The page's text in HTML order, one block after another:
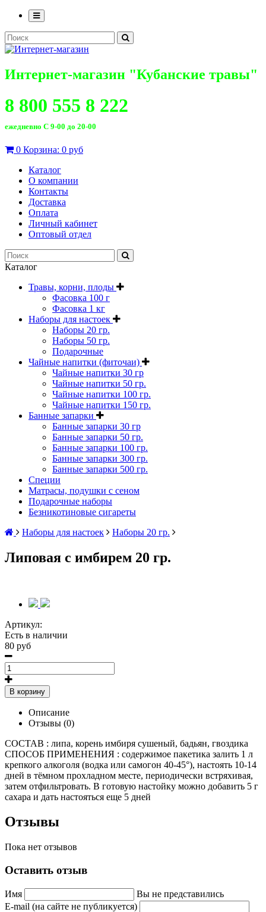
Интернет-магазин "Кубанские травы"
8 800 555 8 222
ежедневно С 9-00 до 20-00
0 Корзина: 0 руб
Каталог
О компании
Контакты
Доставка
Оплата
Личный кабинет
Оптовый отдел
Каталог
Травы, корни, плоды
Фасовка 100 г
Фасовка 1 кг
Наборы для настоек
Наборы 20 гр.
Наборы 50 гр.
Подарочные
Чайные напитки (фиточаи)
Чайные напитки 30 гр
Чайные напитки 50 гр.
Чайные напитки 100 гр.
Чайные напитки 150 гр.
Банные запарки
Банные запарки 30 гр
Банные запарки 50 гр.
Банные запарки 100 гр.
Банные запарки 300 гр.
Банные запарки 500 гр.
Специи
Матрасы, подушки с сеном
Подарочные наборы
Безникотиновые сигареты
Наборы для настоек
Наборы 20 гр.
Липовая с имбирем 20 гр.
Артикул:
Есть в наличии
80 руб
В корзину
Описание
Отзывы (0)
СОСТАВ : липа, корень имбиря сушеный, бадьян, гвоздика
СПОСОБ ПРИМЕНЕНИЯ : содержимое пакетика залить 1 л
крепкого алкоголя (водка или самогон 40-45°), настоять 10-14
дней в тёмном прохладном месте, периодически встряхивая,
затем отфильтровать. В готовую настойку можно добавить 5 г
сахара и дать настояться еще 5 дней
Отзывы
Пока нет отзывов
Оставить отзыв
Имя
Вы не представились
E-mail (на сайте не публикуется)